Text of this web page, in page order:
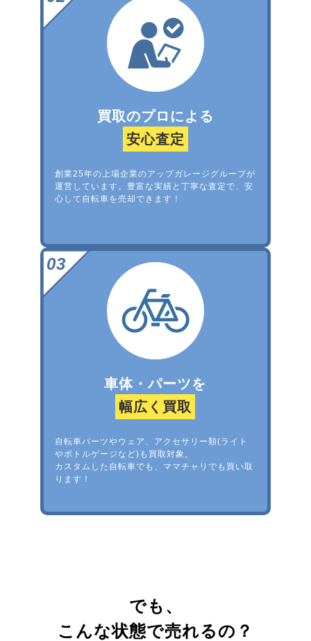
買取のプロによる
安心査定
創業25年の上場企業のアップガレージグループが
運営しています。豊富な実績と丁寧な査定で、安
心して自転車を売却できます！
車体・パーツを
幅広く買取
自転車パーツやウェア、アクセサリー類(ライト
やボトルゲージなど)も買取対象。
カスタムした自転車でも、ママチャリでも買い取
ります！
でも、
こんな状態で売れるの？